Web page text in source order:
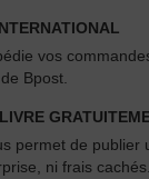
vos
Bpost.
permet de publier
ni frais cachés.